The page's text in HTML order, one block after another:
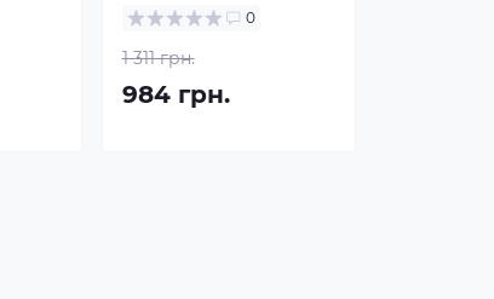
0
1 311 грн.
984 грн.